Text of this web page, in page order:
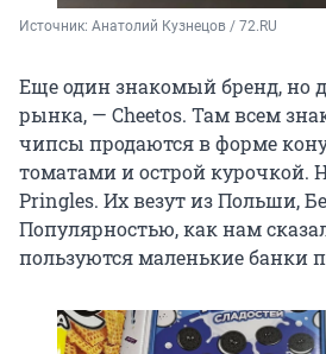
Источник: Анатолий Кузнецов / 72.RU
Еще один знакомый бренд, но
рынка, — Cheetos. Там всем
чипсы продаются в форме
томатами и острой курочкой.
Pringles. Их везут из Польши,
Популярностью, как нам
пользуются маленькие банки